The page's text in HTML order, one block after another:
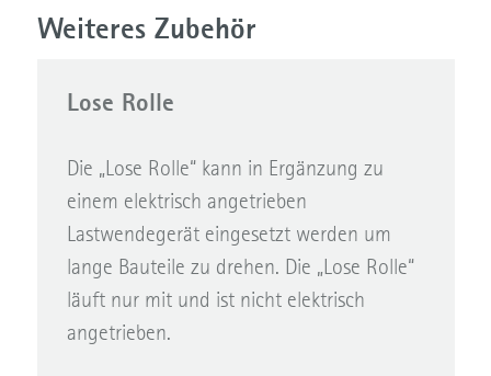
Weiteres Zubehör
Lose Rolle
Die „Lose Rolle“ kann in Ergänzung zu
einem elektrisch angetrieben
Lastwendegerät eingesetzt werden um
lange Bauteile zu drehen. Die „Lose Rolle“
läuft nur mit und ist nicht elektrisch
angetrieben.